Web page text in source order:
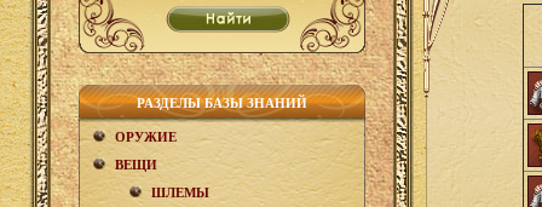
РАЗДЕЛЫ БАЗЫ ЗНАНИЙ
ОРУЖИЕ
ВЕЩИ
ШЛЕМЫ